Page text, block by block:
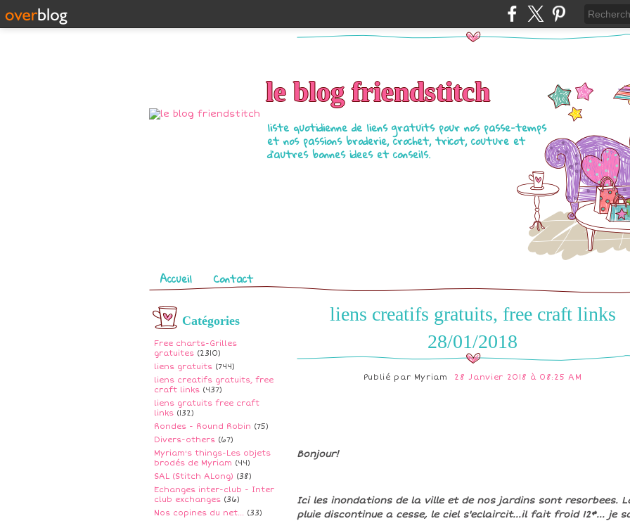
le blog friendstitch
liste quotidienne de liens gratuits pour nos passe-temps
et nos passions broderie, crochet, tricot, couture et
d'autres bonnes idees et conseils.
Pages
Accueil Contact
Catégories
Free charts-Grilles
gratuites (2310)
liens gratuits (744)
liens creatifs gratuits, free
craft links (437)
liens gratuits free craft
links (132)
Rondes - Round Robin (75)
Divers-others (67)
Myriam's things-Les objets
brodés de Myriam (44)
SAL (Stitch ALong) (38)
Echanges inter-club - Inter
club exchanges (36)
Nos copines du net... (33)
liens creatifs gratuits, free craft links
28/01/2018
Publié par Myriam 28 Janvier 2018 à 08:25 AM
Bonjour!
Ici les inondations de la ville et de nos jardins sont resorbees.
pluie discontinue a cesse, le ciel s'eclaircit...il fait froid 12*... je